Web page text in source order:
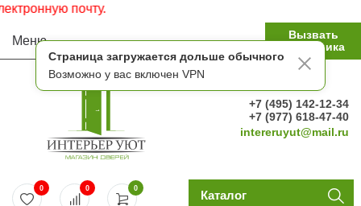
Страница загружается дольше обычного
Возможно у вас включен VPN
почту.
Меню
Вызвать
замерщика
+7 (495) 142-12-34
+7 (977) 618-47-40
intereruyut@mail.ru
0
0 0 Каталог